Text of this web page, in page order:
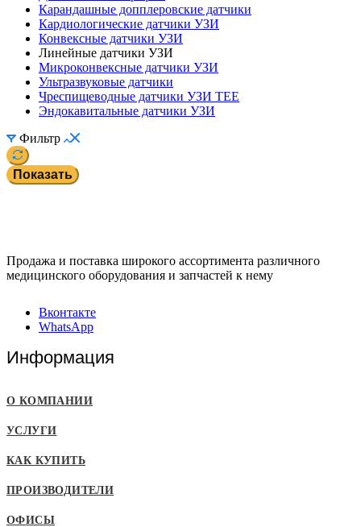
Карандашные допплеровские датчики
Кардиологические датчики УЗИ
Конвексные датчики УЗИ
Линейные датчики УЗИ
Микроконвексные датчики УЗИ
Ультразвуковые датчики
Чреспищеводные датчики УЗИ TEE
Эндокавитальные датчики УЗИ
Фильтр
Показать
Продажа и поставка широкого ассортимента различного
медицинского оборудования и запчастей к нему
Вконтакте
WhatsApp
Информация
О КОМПАНИИ
УСЛУГИ
КАК КУПИТЬ
ПРОИЗВОДИТЕЛИ
ОФИСЫ